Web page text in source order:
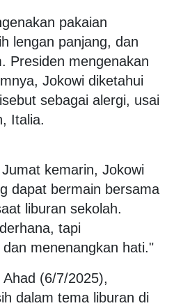
pakaian
lengan panjang, dan
Presiden mengenakan
Jokowi diketahui
sebagai alergi, usai
Italia.
kemarin, Jokowi
dapat bermain bersama
liburan sekolah.
tapi
menenangkan hati."
(6/7/2025),
dalam tema liburan di